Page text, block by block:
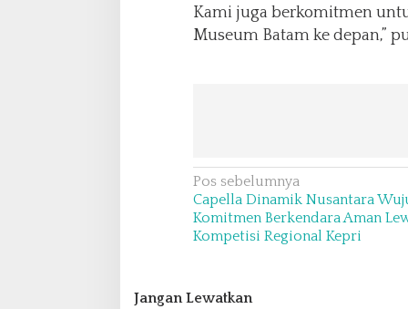
m
R
H
a
j
i
Kami juga berkomitmen
Museum Batam ke depan,”
N
a
v
Pos sebelumnya
Capella Dinamik Nusantara
Komitmen Berkendara Aman
Kompetisi Regional Kepri
Jangan Lewatkan